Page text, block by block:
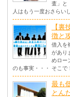
査」と
人はもう一度おさらい
【
徴と
借入を
があり
めロー
のも事実・・・ そこで
最も
とん